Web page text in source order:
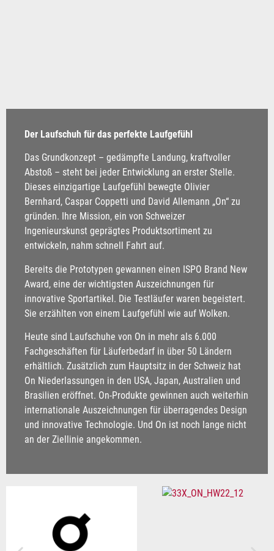
Der Laufschuh für das perfekte Laufgefühl
Das Grundkonzept – gedämpfte Landung, kraftvoller
Abstoß – steht bei jeder Entwicklung an erster Stelle.
Dieses einzigartige Laufgefühl bewegte Olivier
Bernhard, Caspar Coppetti und David Allemann „On“ zu
gründen. Ihre Mission, ein von Schweizer
Ingenieurskunst geprägtes Produktsortiment zu
entwickeln, nahm schnell Fahrt auf.
Bereits die Prototypen gewannen einen ISPO Brand New
Award, eine der wichtigsten Auszeichnungen für
innovative Sportartikel. Die Testläufer waren begeistert.
Sie erzählten von einem Laufgefühl wie auf Wolken.
Heute sind Laufschuhe von On in mehr als 6.000
Fachgeschäften für Läuferbedarf in über 50 Ländern
erhältlich. Zusätzlich zum Hauptsitz in der Schweiz hat
On Niederlassungen in den USA, Japan, Australien und
Brasilien eröffnet. On-Produkte gewinnen auch weiterhin
internationale Auszeichnungen für überragendes Design
und innovative Technologie. Und On ist noch lange nicht
an der Ziellinie angekommen.